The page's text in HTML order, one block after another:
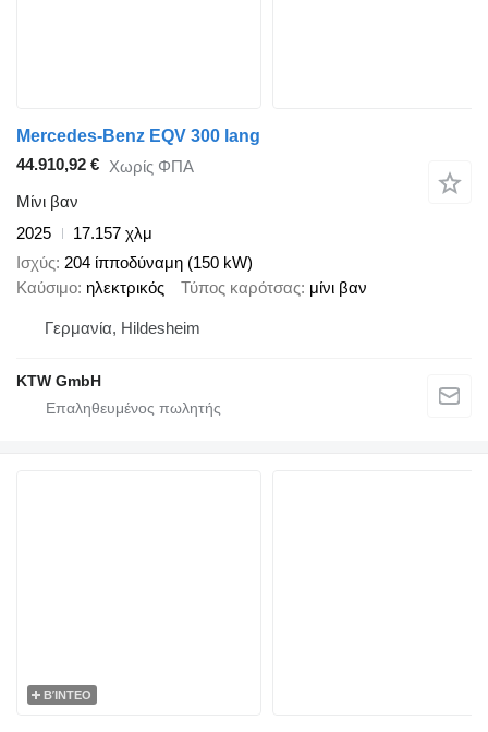
Mercedes-Benz EQV 300 lang
44.910,92 € Χωρίς ΦΠΑ
Μίνι βαν
2025
17.157 χλμ
Ισχύς 204 ίπποδύναμη (150 kW)
Καύσιμο ηλεκτρικός Τύπος καρότσας μίνι βαν
Γερμανία, Hildesheim
KTW GmbH
ΒΊΝΤΕΟ